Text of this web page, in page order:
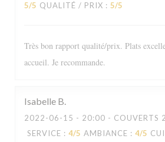
5/5 QUALITÉ / PRIX : 5/5
Très bon rapport qualité/prix. Plats
accueil. Je recommande.
Isabelle B
2022-06-15 - 20:00 - COUVERTS 2
SERVICE : 4/5 AMBIANCE : 4/5
Le Sale